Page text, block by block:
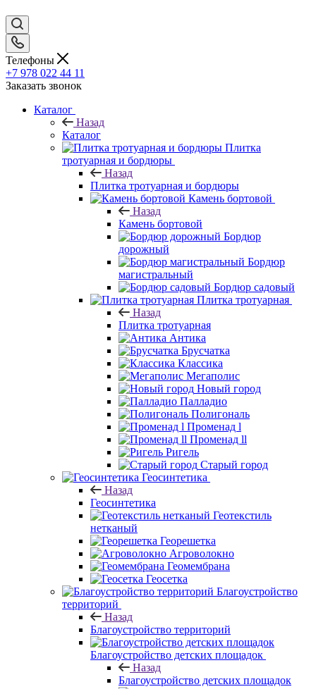
Телефоны
+7 978 022 44 11
Заказать звонок
Каталог
Назад
Каталог
Плитка
тротуарная и бордюры
Назад
Плитка тротуарная и бордюры
Камень бортовой
Назад
Камень бортовой
Бордюр
дорожный
Бордюр
магистральный
Бордюр садовый
Плитка тротуарная
Назад
Плитка тротуарная
Антика
Брусчатка
Классика
Мегаполис
Новый город
Палладио
Полигональ
Променад l
Променад ll
Ригель
Старый город
Геосинтетика
Назад
Геосинтетика
Геотекстиль
нетканый
Георешетка
Агроволокно
Геомембрана
Геосетка
Благоустройство
территорий
Назад
Благоустройство территорий
Благоустройство детских площадок
Назад
Благоустройство детских площадок